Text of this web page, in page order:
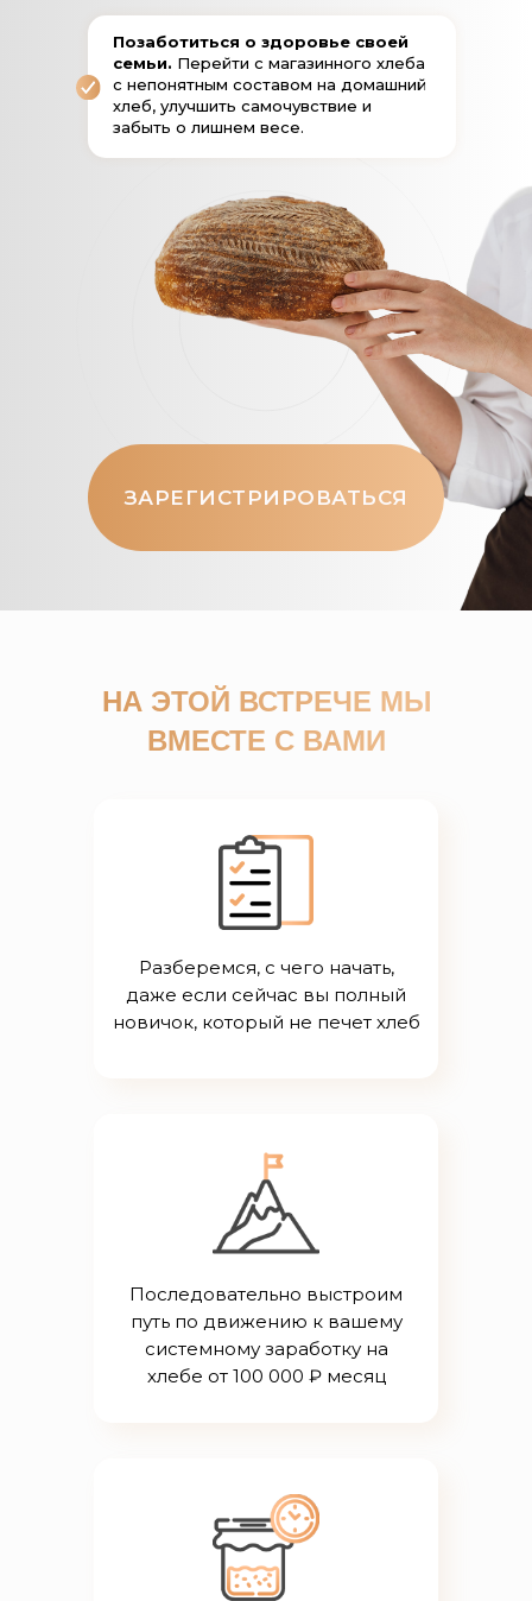
Позаботиться о здоровье своей
семьи. Перейти с магазинного хлеба
с непонятным составом на домашний
хлеб, улучшить самочувствие и
забыть о лишнем весе.
ЗАРЕГИСТРИРОВАТЬСЯ
Последовательно выстроим
путь по движению к вашему
системному заработку на
хлебе от 100 000 ₽ месяц
Разберемся, с чего начать,
даже если сейчас вы полный
новичок, который не печет хлеб
НА ЭТОЙ ВСТРЕЧЕ МЫ
ВМЕСТЕ С ВАМИ